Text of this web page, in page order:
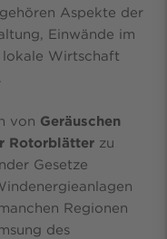
Aspekte der
Einwände im
Wirtschaft
von Geräuschen
Rotorblätter zu
Gesetze
Regionen
des